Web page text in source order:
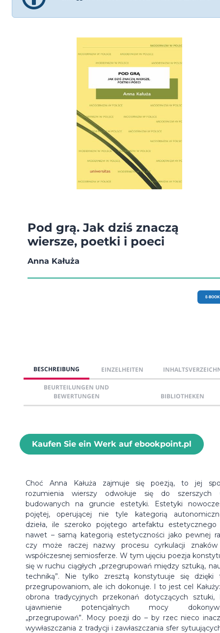
Pod grą. Jak dziś znaczą
wiersze, poetki i poeci
Anna Kałuża
E-BOOK
BESCHREIBUNG EINZELHEITEN
BEURTEILUNGEN UND
BEWERTUNGEN
BIBLIOTHEKEN
Kaufen Sie ein Werk auf ebookpoint.pl
Choć Anna Kałuża zajmuje się poezją, to jej
rozumienia wierszy odwołuje się do szerszych
budowanych na gruncie estetyki. Estetyki
pojętej, operującej nie tyle kategorią
dzieła, ile szeroko pojętego artefaktu estetycznego
nawet – samą kategorią estetyczności jako pewnej
czy może raczej nazwy procesu cyrkulacji
współczesnej semiosferze. W tym ujęciu poezja
się w ruchu ciągłych „przegrupowań między sztuką,
techniką”. Nie tylko zresztą konstytuuje się dzięki
przegrupowaniom, ale ich dokonuje. I to jest cel
obrona tradycyjnych przekonań dotyczących sztuki,
ujawnienie potencjalnych mocy
„przegrupowań”. Mocy poezji do – by rzec nieco
wywłaszczania z tradycji i zawłaszczania sfer